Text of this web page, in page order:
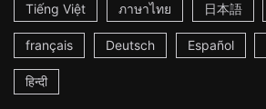
Tiếng Việt ภาษาไทย 日本語
français Deutsch Español
हिन्दी